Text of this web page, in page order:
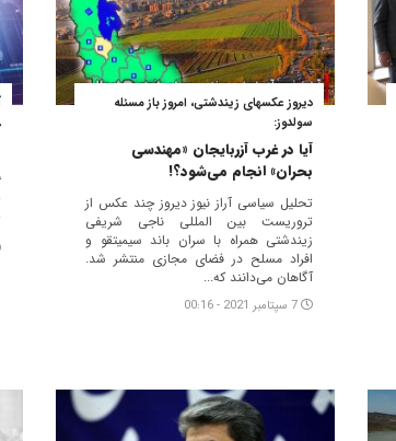
دیروز عکسهای زیندشتی، امروز باز مسئله
سولدوز:
آیا در غرب آزربایجان «مهندسی
بحران» انجام می‌شود؟!
تحلیل سیاسی آراز نیوز دیروز چند عکس از
تروریست بین المللی ناجی شریفی
زیندشتی همراه با سران باند سیمیتقو و
افراد مسلح در فضای مجازی منتشر شد.
آگاهان می‌دانند که...
7 سپتامبر 2021 - 00:16